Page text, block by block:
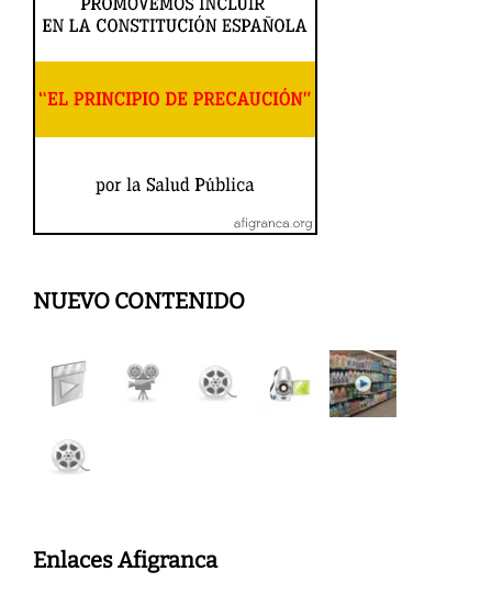
NUEVO CONTENIDO
Enlaces Afigranca